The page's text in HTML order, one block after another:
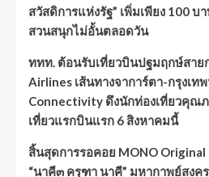
สวัสดิการแห่งรัฐ” เพิ่มเพียง 100
สวนสนุกไม่อั้นตลอดวัน
ททท. ต้อนรับเที่ยวบินปฐมฤกษ์สาย
Airlines เส้นทางจาการ์ตา-กรุงเท
Connectivity ดึงนักท่องเที่ยวคุณภ
เที่ยวแรกบินแรก 6 สิงหาคมนี้
สิ้นสุดการรอคอย MONO
“นาคี๓ ครุฑา นาคี” มหากาพย์สง